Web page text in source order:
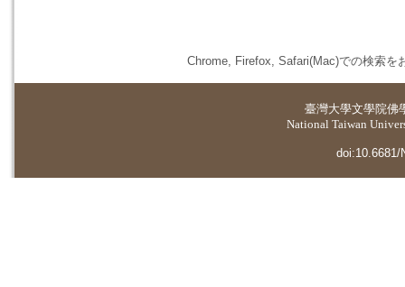
Chrome, Firefox, Safari(Mac)での検索を
臺灣大學文學院佛
National Taiwan
doi:10.6681/